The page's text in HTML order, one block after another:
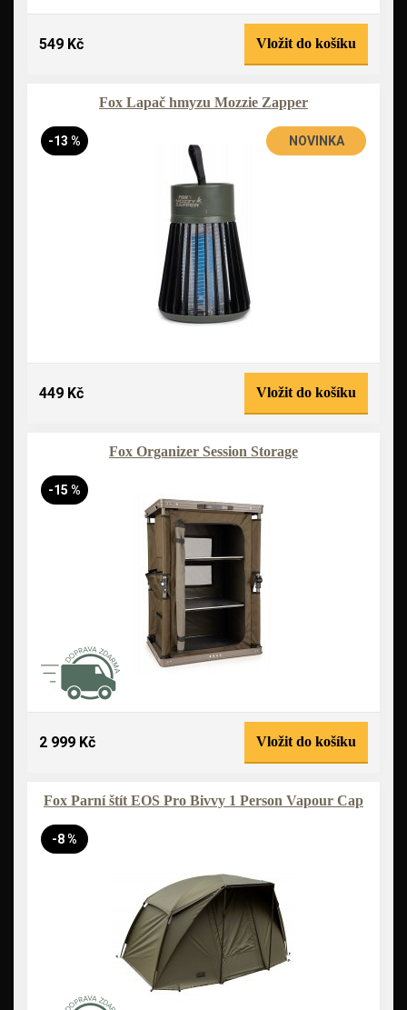
549 Kč Vložit do košíku
Fox Lapač hmyzu Mozzie Zapper
-13 % NOVINKA
449 Kč Vložit do košíku
Fox Organizer Session Storage
-15 %
2 999 Kč Vložit do košíku
Fox Parní štít EOS Pro Bivvy 1 Person Vapour Cap
-8 %